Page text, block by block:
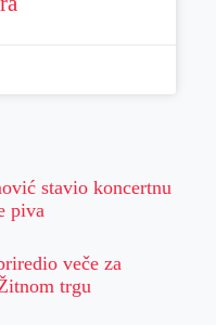
stavio koncertnu
piva
veče za
trgu